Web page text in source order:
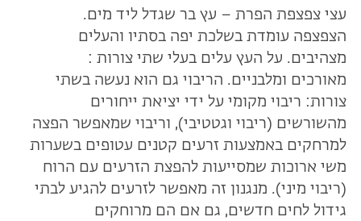
עצי צפצפת הפרת – עץ בר שגדל ליד מים.
הצפצפה עומדת בשלכת יפה בסתיו והעלים
מצהיבים. על העץ עלים בעלי שתי צורות :
מאורכים ומלבניים. הריבוי גם הוא נעשה בשתי
צורות: ריבוי מקומי על ידי יציאת ייחורים
מהשורשים (ריבוי וגטטיבי), וריבוי שמאפשר הפצה
למרחקים באמצעות זרעים קטנים עטופים בשערות
משי ארוכות שמסייעות להפצת הזרעים עם הרוח
(ריבוי מיני). מנגנון זה מאפשר לזרעים להגיע לבתי
גידול לחים חדשים, גם אם הם מרוחקים